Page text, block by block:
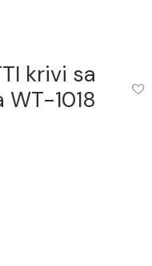
krivi sa
1018